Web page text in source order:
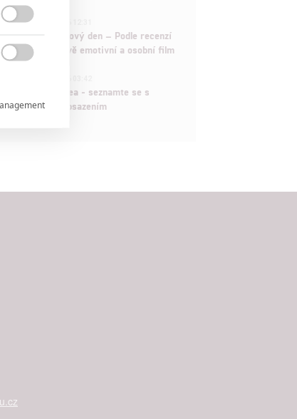
ČLÁNEK | 30.07.2026 12:31
Man: Zbrusu nový den – Podle recenzí
čekat překvapivě emotivní a osobní film
preview: Odyssea - seznamte se s
nabitým obsazením
